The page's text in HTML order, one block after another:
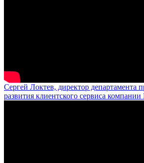
Сергей Локтев, директор департамента
развития клиентского сервиса